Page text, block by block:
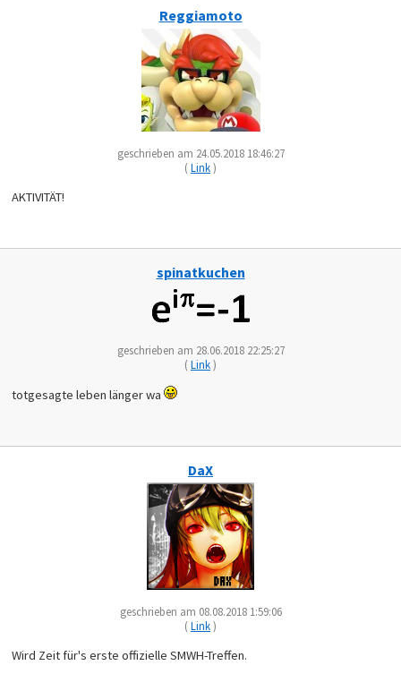
Reggiamoto
geschrieben am 24.05.2018 18:46:27
(Link)
AKTIVITÄT!
spinatkuchen
geschrieben am 28.06.2018 22:25:27
(Link)
totgesagte leben länger wa
DaX
geschrieben am 08.08.2018 1:59:06
(Link)
Wird Zeit für's erste offizielle SMWH-Treffen.